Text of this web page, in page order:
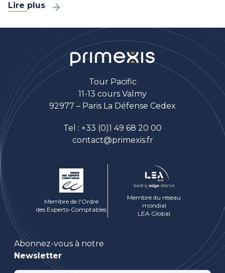
Lire plus
Tour Pacific
11-13 cours Valmy
92977 – Paris La Défense Cedex
Tel : +33 (0)1 49 68 20 00
contact@primexis.fr
Membre de l'Ordre
des Experts-Comptables
Membre du réseau
mondial
LEA Global
Abonnez-vous à notre
Newsletter